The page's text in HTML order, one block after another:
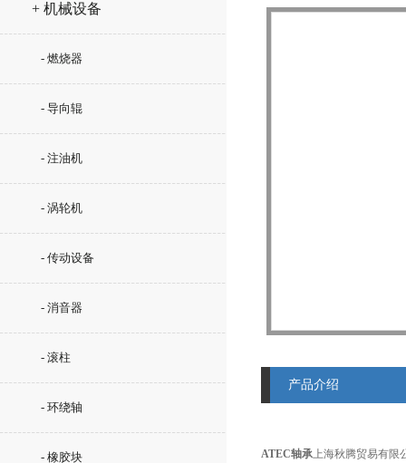
+ 机械设备
- 燃烧器
- 导向辊
- 注油机
- 涡轮机
- 传动设备
- 消音器
- 滚柱
- 环绕轴
- 橡胶块
产品介绍
ATEC轴承上海秋腾贸易有限